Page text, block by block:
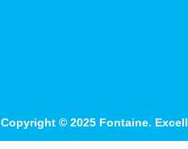
Copyright © 2025 Fontaine.